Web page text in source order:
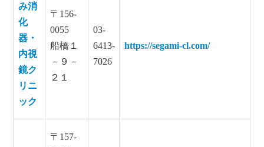
み消
化
器・
内視
鏡ク
リニ
ック
〒156-
0055
船橋１
－９－
２１
03-
6413-
7026
https://segami-cl.com/
〒157-